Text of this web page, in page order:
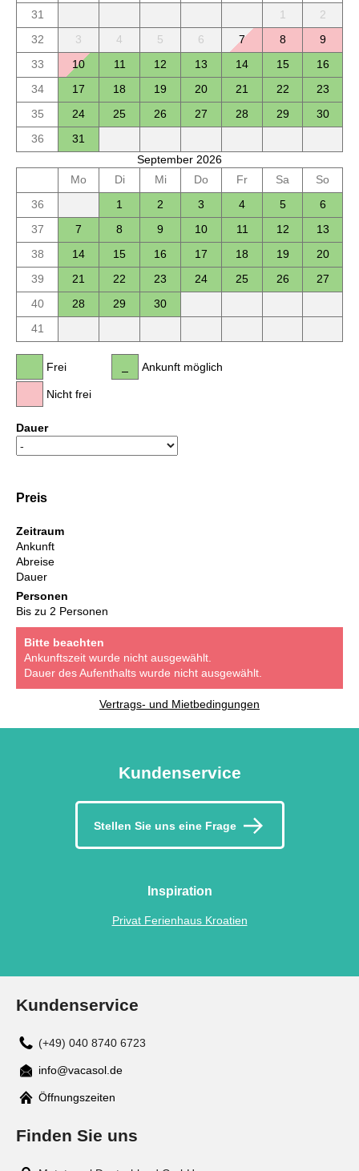
31
1
2
32
3 4 5 6 7 8
9
33
10 11 12 13 14 15
16
34
17 18 19 20 21 22
23
35
24 25 26 27 28 29
30
36
31
September 2026
Mo
Di Mi Do Fr Sa
So
36
1 2 3 4 5
6
37
7 8 9 10 11 12
13
38
14 15 16 17 18 19
20
39
21 22 23 24 25 26
27
40
28 29
30
41
Frei
Nicht frei
Ankunft möglich
Dauer
Preis
Zeitraum
Ankunft
Abreise
Dauer
Personen
Bis zu 2 Personen
Bitte beachten
Ankunftszeit wurde nicht ausgewählt.
Dauer des Aufenthalts wurde nicht ausgewählt.
Vertrags- und Mietbedingungen
Kundenservice
Stellen Sie uns eine Frage
Inspiration
Privat Ferienhaus Kroatien
Kundenservice
(+49) 040 8740 6723
Mail
info@vacasol.de
Öffnungszeiten
Finden Sie uns